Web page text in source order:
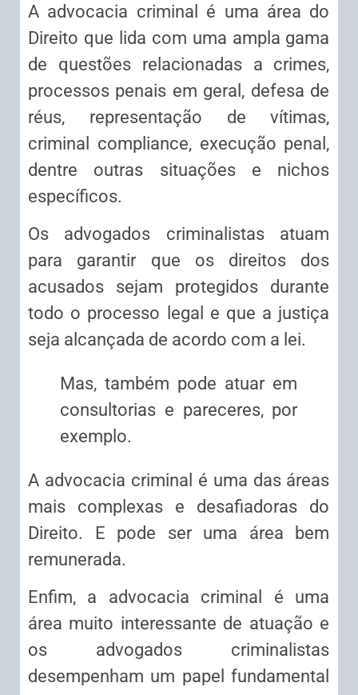
A advocacia criminal é uma área do
Direito que lida com uma ampla gama
de questões relacionadas a crimes,
processos penais em geral, defesa de
réus, representação de vítimas,
criminal compliance, execução penal,
dentre outras situações e nichos
específicos.
Os advogados criminalistas atuam
para garantir que os direitos dos
acusados sejam protegidos durante
todo o processo legal e que a justiça
seja alcançada de acordo com a lei.
Mas, também pode atuar em
consultorias e pareceres, por
exemplo.
A advocacia criminal é uma das áreas
mais complexas e desafiadoras do
Direito. E pode ser uma área bem
remunerada.
Enfim, a advocacia criminal é uma
área muito interessante de atuação e
os advogados criminalistas
desempenham um papel fundamental